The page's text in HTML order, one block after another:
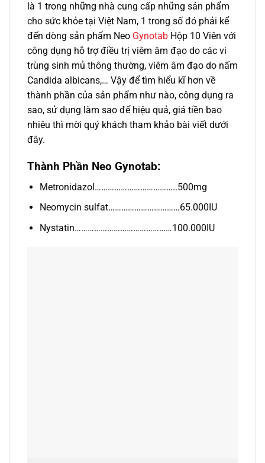
là 1 trong những nhà cung cấp những sản phẩm
cho sức khỏe tại Việt Nam, 1 trong số đó phải kể
đến dòng sản phẩm Neo Gynotab Hộp 10 Viên với
công dụng hỗ trợ điều trị viêm âm đạo do các vi
trùng sinh mủ thông thường, viêm âm đạo do nấm
Candida albicans,… Vậy để tìm hiểu kĩ hơn về
thành phần của sản phẩm như nào, công dụng ra
sao, sử dụng làm sao để hiệu quả, giá tiền bao
nhiêu thì mời quý khách tham khảo bài viết dưới
đây.
Thành Phần Neo Gynotab:
Metronidazol………………………………..500mg
Neomycin sulfat……………………………65.000IU
Nystatin………………………………………100.000IU